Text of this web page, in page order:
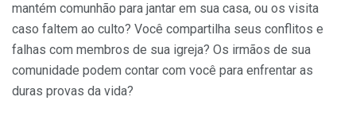
mantém comunhão para jantar em sua casa, ou os visita
caso faltem ao culto? Você compartilha seus conflitos e
falhas com membros de sua igreja? Os irmãos de sua
comunidade podem contar com você para enfrentar as
duras provas da vida?